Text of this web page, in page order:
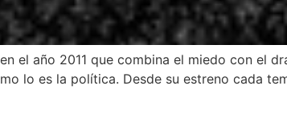
el año 2011 que combina el miedo con el
lo es la política. Desde su estreno cada